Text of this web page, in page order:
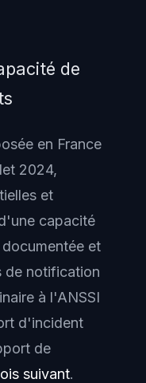
de
en France
2024,
et
capacité
et
de notification
à l'ANSSI
d'incident
de
suivant.